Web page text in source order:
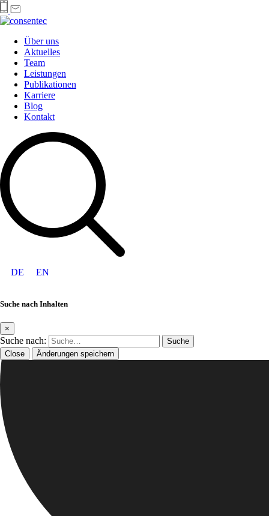
Über uns
Aktuelles
Team
Leistungen
Publikationen
Karriere
Blog
Kontakt
DE EN
Suche nach Inhalten
×
Suche nach:
Close Änderungen speichern